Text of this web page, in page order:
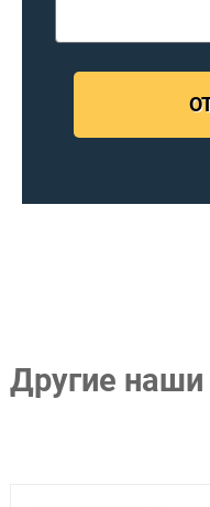
Другие